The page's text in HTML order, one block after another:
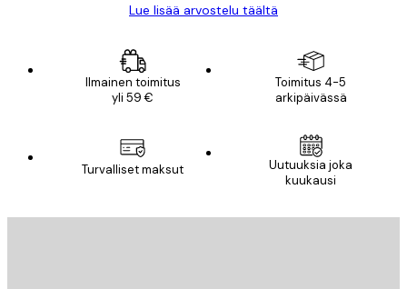
Lue lisää arvostelu täältä
Ilmainen toimitus
yli 59 €
Toimitus 4-5
arkipäivässä
Turvalliset maksut
Uutuuksia joka
kuukausi